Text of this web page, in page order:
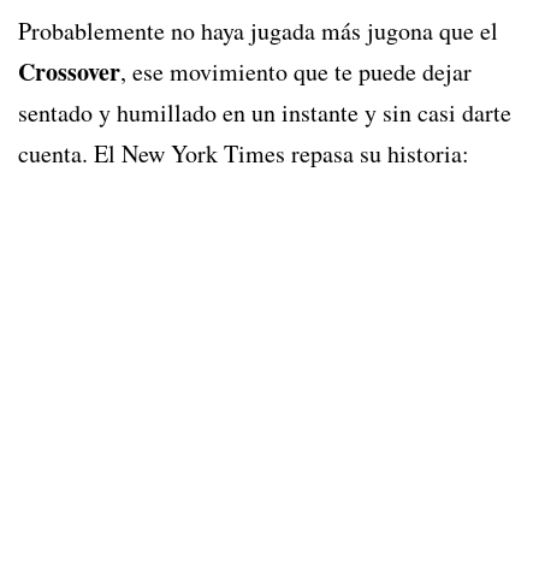
Probablemente no haya jugada más jugona que el
Crossover, ese movimiento que te puede dejar
sentado y humillado en un instante y sin casi darte
cuenta. El New York Times repasa su historia: